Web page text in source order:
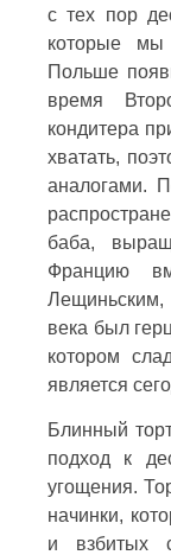
с тех пор
которые
Польше
время
кондитера
хватать,
аналогами.
баба,
Францию
Лещиньским,
века был
котором
является
Блинный
подход к
угощения.
начинки,
и взбитых